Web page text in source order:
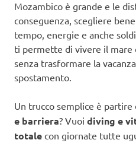
Mozambico è grande e le
conseguenza, scegliere
tempo, energie e anche
ti permette di vivere il mare
senza trasformare la
spostamento.
Un trucco semplice è
e barriera? Vuoi diving e
totale con giornate tutte